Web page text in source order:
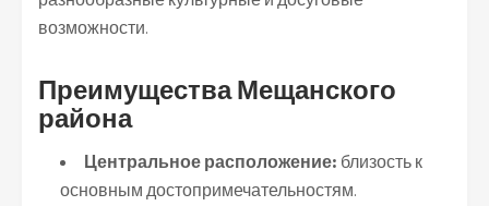
возможности.
Преимущества Мещанского
района
Центральное расположение: близость к
основным достопримечательностям.